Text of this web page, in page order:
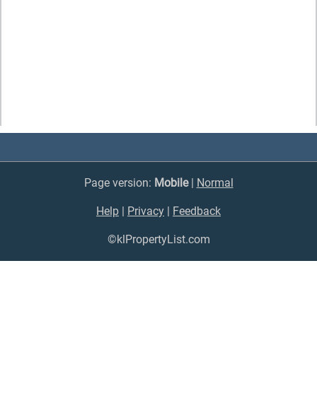
Page version: Mobile| Normal
Help Privacy Feedback
©klPropertyList.com